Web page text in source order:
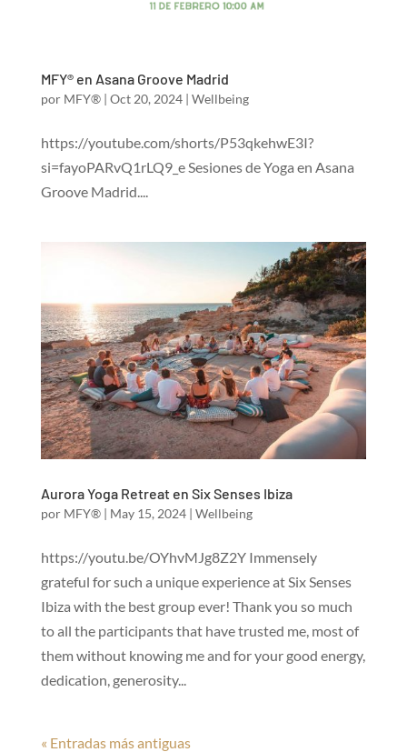
MFY® en Asana Groove Madrid
por MFY®| Oct 20, 2024| Wellbeing
https://youtube.com/shorts/P53qkehwE3I?
si=fayoPARvQ1rLQ9_e Sesiones de Yoga en Asana
Groove Madrid....
Aurora Yoga Retreat en Six Senses Ibiza
por MFY®| May 15, 2024| Wellbeing
https://youtu.be/OYhvMJg8Z2Y Immensely
grateful for such a unique experience at Six Senses
Ibiza with the best group ever! Thank you so much
to all the participants that have trusted me, most of
them without knowing me and for your good energy,
dedication, generosity...
« Entradas más antiguas